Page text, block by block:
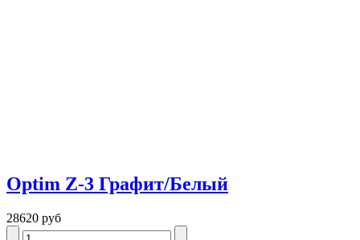
Optim Z-3 Графит/Белый
28620 руб